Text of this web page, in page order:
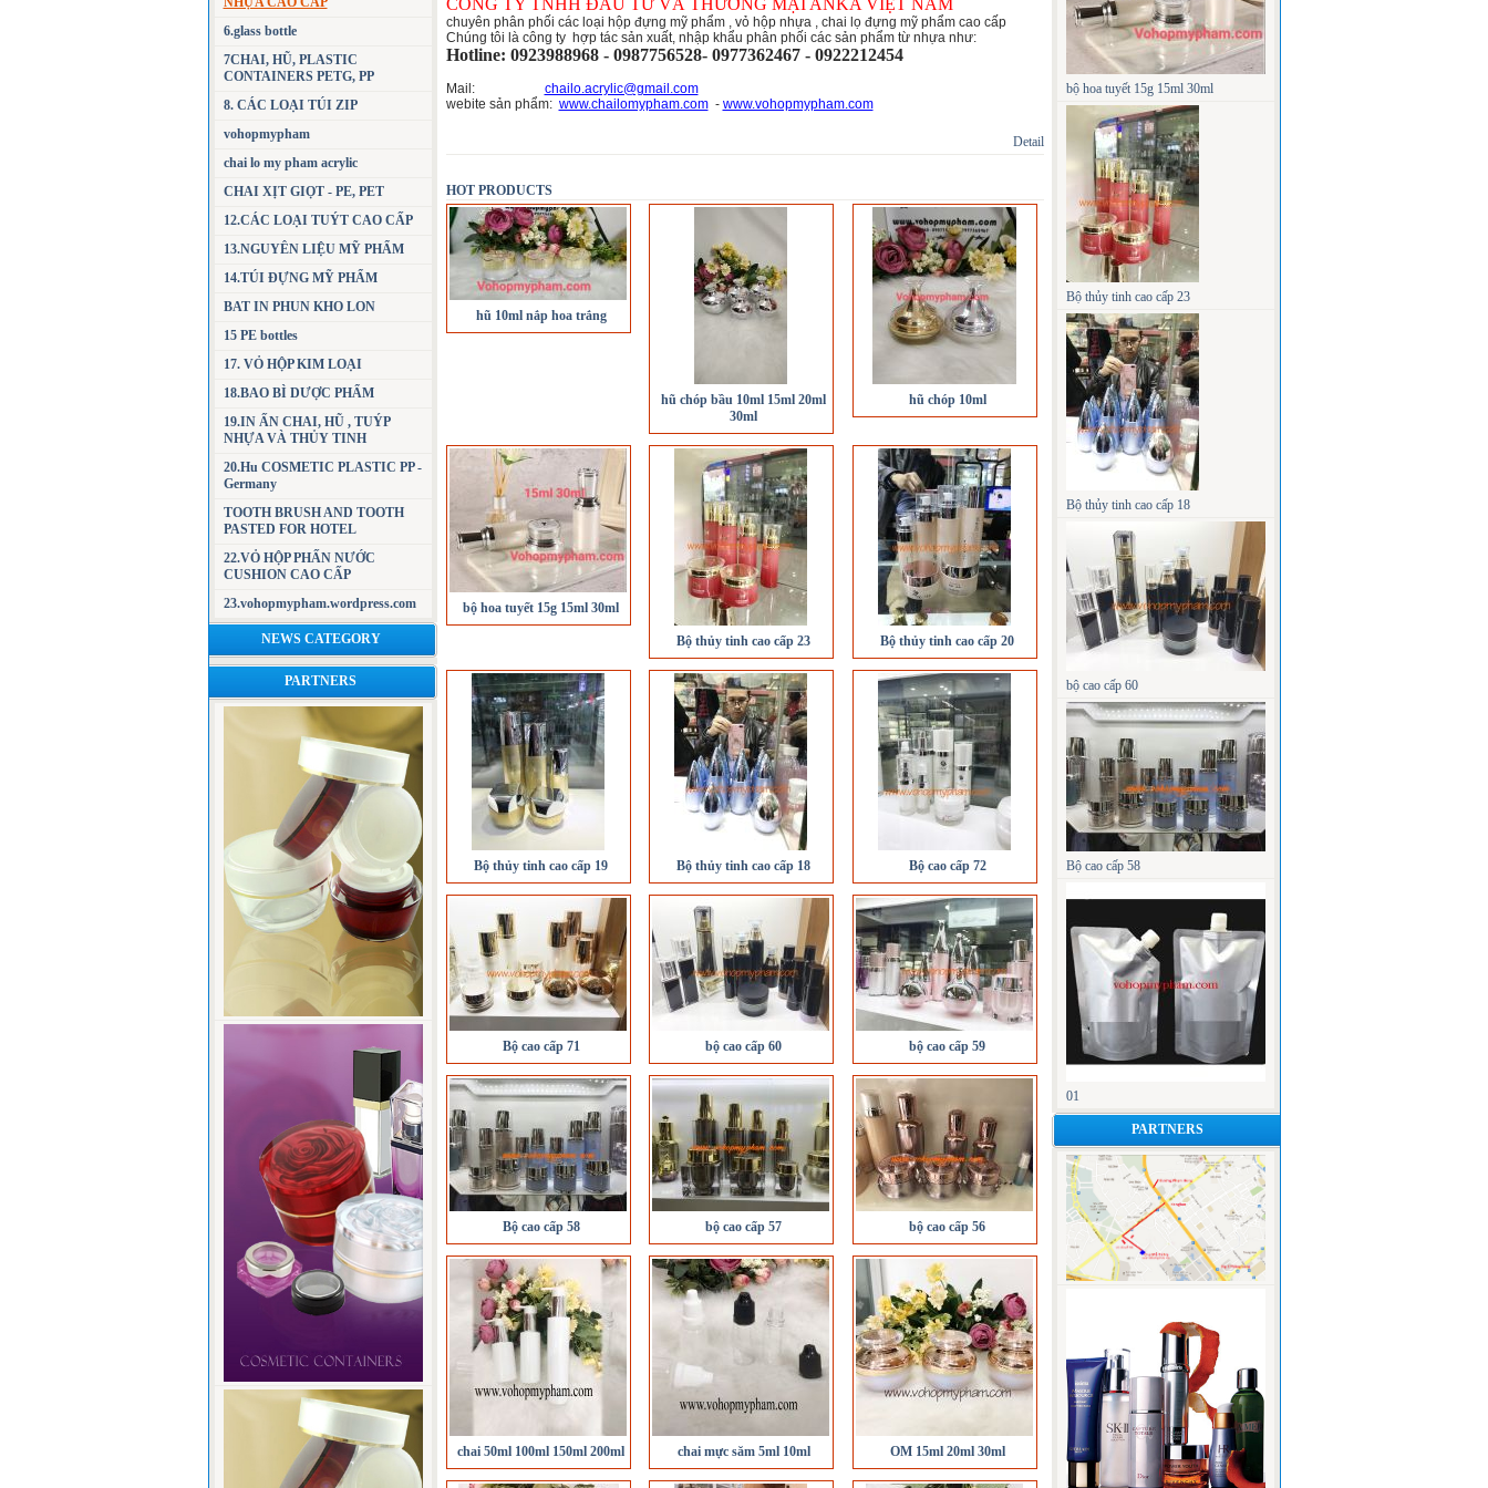
6.glass bottle
7CHAI, HŨ, PLASTIC
CONTAINERS PETG, PP
8. CÁC LOẠI TÚI ZIP
vohopmypham
chai lo my pham acrylic
CHAI XỊT GIỌT - PE, PET
12.CÁC LOẠI TUÝT CAO CẤP
13.NGUYÊN LIỆU MỸ PHẨM
14.TÚI ĐỰNG MỸ PHẨM
BAT IN PHUN KHO LON
15 PE bottles
17. VỎ HỘP KIM LOẠI
18.BAO BÌ DƯỢC PHẨM
19.IN ẤN CHAI, HŨ , TUÝP
NHỰA VÀ THỦY TINH
20.Hu COSMETIC PLASTIC PP -
Germany
TOOTH BRUSH AND TOOTH
PASTED FOR HOTEL
22.VỎ HỘP PHẤN NƯỚC
CUSHION CAO CẤP
23.vohopmypham.wordpress.com
NEWS CATEGORY
PARTNERS
CÔNG TY TNHH ĐÂU TƯ VÀ THƯƠNG MẠI ANKA VIỆT NAM
chuyên phân phối các loại hộp đựng mỹ phẩm , vỏ hộp nhựa , chai lọ đựng mỹ phẩm cao cấp
Chúng tôi là công ty hợp tác sản xuất, nhập khẩu phân phối các sản phẩm từ nhựa như:
Hotline: 0923988968 - 0987756528- 0977362467 - 0922212454
Mail: chailo.acrylic@gmail.com
webite sản phẩm: www.chailomypham.com- www.vohopmypham.com
Detail
HOT PRODUCTS
hũ 10ml nắp hoa trắng
hũ chóp bầu 10ml 15ml 20ml
30ml
hũ chóp 10ml
bộ hoa tuyết 15g 15ml 30ml
Bộ thủy tinh cao cấp 23 Bộ thủy tinh cao cấp 20
Bộ thủy tinh cao cấp 19 Bộ thủy tinh cao cấp 18 Bộ cao cấp 72
Bộ cao cấp 71 bộ cao cấp 60 bộ cao cấp 59
Bộ cao cấp 58 bộ cao cấp 57 bộ cao cấp 56
chai 50ml 100ml 150ml 200ml chai mực săm 5ml 10ml OM 15ml 20ml 30ml
bộ hoa tuyết 15g 15ml 30ml
Bộ thủy tinh cao cấp 23
Bộ thủy tinh cao cấp 18
bộ cao cấp 60
Bộ cao cấp 58
01
PARTNERS